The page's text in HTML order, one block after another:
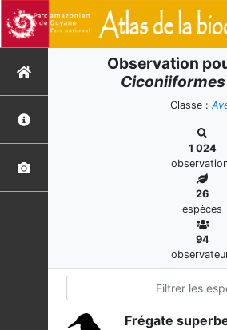
Observation
Ciconiiformes
Classe :
1 024
26
espèces
94
Frégate